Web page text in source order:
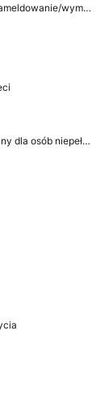
Ekspresowe zameldowanie/wymeldowanie
Obiekt przyjazny dla osób niepełnosprawnych